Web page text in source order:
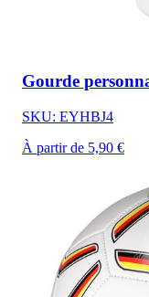
Gourde
SKU: EYHBJ4
À partir de 5,90 €